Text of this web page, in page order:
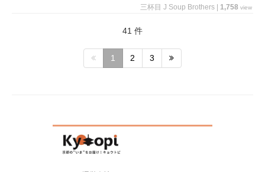
三杯目 J Soup Brothers
1,758 view
41 件
1 2 3